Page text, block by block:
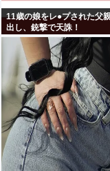
11歳の娘をレ●プされた父
出し、銃撃で天誅！